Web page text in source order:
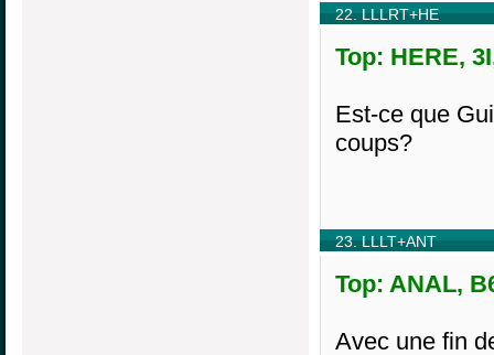
22. LLLRT+HE
Top: HERE,
Est-ce que
coups?
23. LLLT+ANT
Top: ANAL,
Avec une fin